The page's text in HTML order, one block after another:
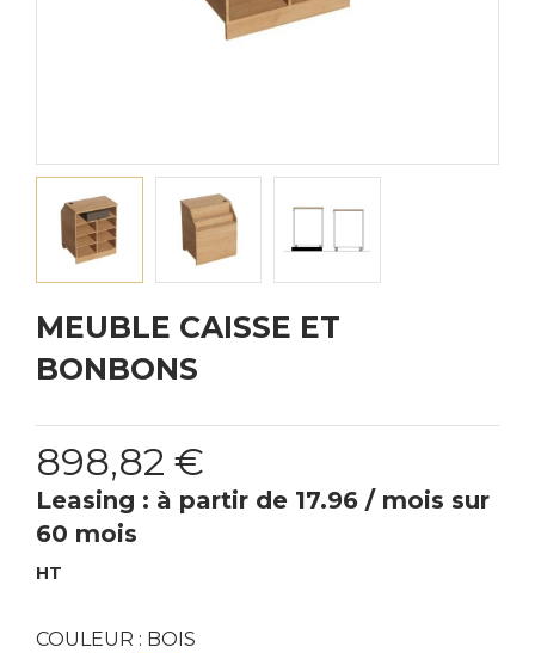
MEUBLE CAISSE ET
BONBONS
898,82 €
Leasing : à partir de 17.96 / mois sur
60 mois
HT
COULEUR : BOIS